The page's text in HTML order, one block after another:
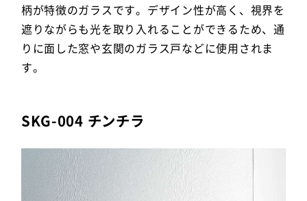
柄が特徴のガラスです。デザイン性が高く、視界を
遮りながらも光を取り入れることができるため、通
りに面した窓や玄関のガラス戸などに使用されま
す。
SKG-004 チンチラ